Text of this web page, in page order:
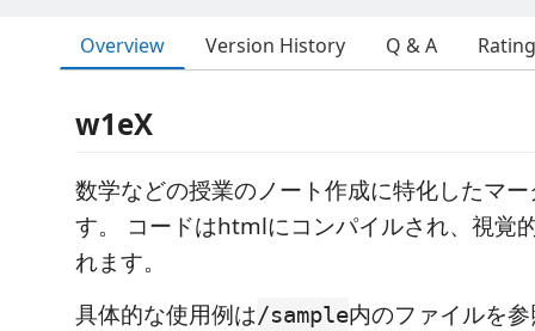
Overview Version History Q & A
w1eX
数学などの授業のノート作成に特化したマ
す。 コードはhtmlにコンパイルされ、視覚
れます。
具体的な使用例は/sample内のファイルを